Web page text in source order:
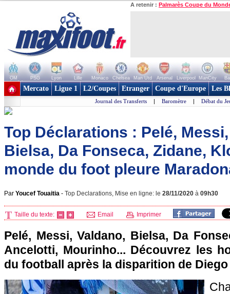
A retenir : Palmarès Coupe du
OM PSG Lyon Lille Monaco Chelsea Man Utd Arsenal Liverpool ManCity
+ de clubs
Mercato Ligue 1 L2/Coupes Etranger Coupe d'Europe Les
Journal des Transferts | Baromètre | Débat du
Top Déclarations : Pelé,
Bielsa, Da Fonseca, Zidane,
monde du foot pleure
Par Youcef Touaitia - Top Declarations, Mise en ligne: le 28/11/2020 à 09h30
Taille du texte: Email Imprimer
Pelé, Messi, Valdano, Bielsa, Da
Ancelotti, Mourinho... Découvrez les
du football après la disparition de Diego